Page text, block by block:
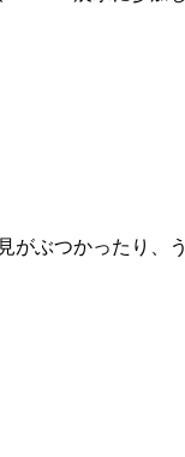
ぶつかったり、